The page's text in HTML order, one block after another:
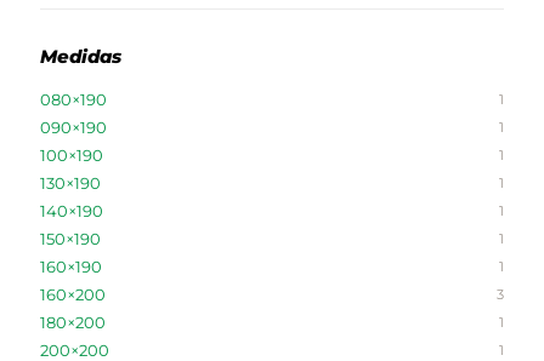
Medidas
080×190 1
090×190 1
100×190 1
130×190 1
140×190 1
150×190 1
160×190 1
160×200 3
180×200 1
200×200 1